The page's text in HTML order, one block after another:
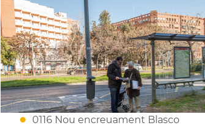
0116 Nou encreuament Blasco